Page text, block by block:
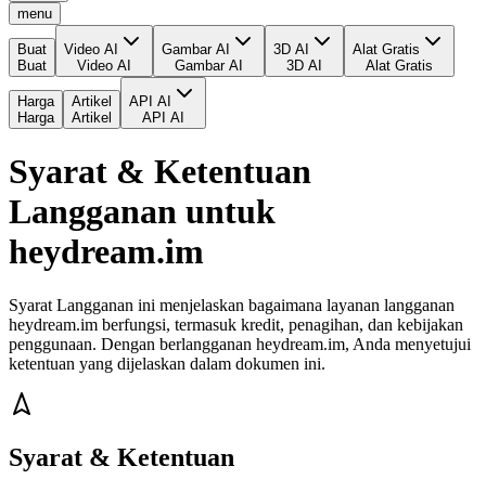
menu
Buat
Buat
Video AI
Video AI
Gambar AI
Gambar AI
3D AI
3D AI
Alat Gratis
Alat Gratis
Harga
Harga
Artikel
Artikel
API AI
API AI
Syarat & Ketentuan
Langganan untuk
heydream.im
Syarat Langganan ini menjelaskan bagaimana layanan langganan
heydream.im berfungsi, termasuk kredit, penagihan, dan kebijakan
penggunaan. Dengan berlangganan heydream.im, Anda menyetujui
ketentuan yang dijelaskan dalam dokumen ini.
Syarat & Ketentuan